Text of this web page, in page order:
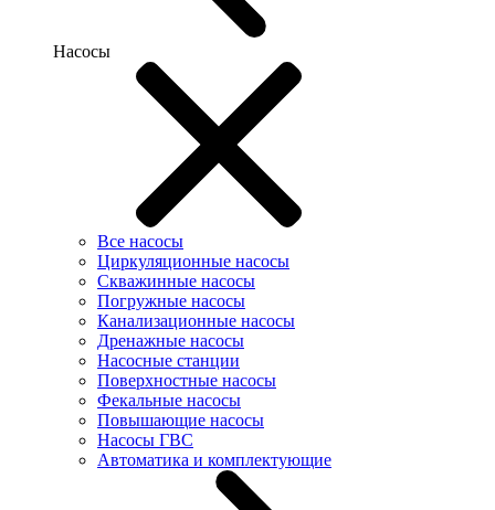
Насосы
Все насосы
Циркуляционные насосы
Скважинные насосы
Погружные насосы
Канализационные насосы
Дренажные насосы
Насосные станции
Поверхностные насосы
Фекальные насосы
Повышающие насосы
Насосы ГВС
Автоматика и комплектующие